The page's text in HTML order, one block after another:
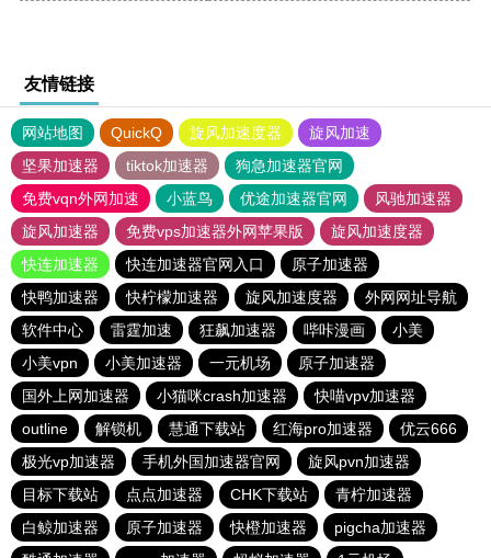
友情链接
网站地图 QuickQ 旋风加速度器
旋风加速
坚果加速器
tiktok加速器
狗急加速器官网
免费vqn外网加速
小蓝鸟 优途加速器官网
风驰加速器
旋风加速器
免费vps加速器外网苹果版
旋风加速度器
快连加速器
快连加速器官网入口
原子加速器
快鸭加速器
快柠檬加速器 旋风加速度器
外网网址导航
软件中心
雷霆加速 狂飙加速器 哔咔漫画
小美
小美vpn
小美加速器 一元机场
原子加速器
国外上网加速器
小猫咪crash加速器
快喵vpv加速器
outline
解锁机 慧通下载站 红海pro加速器
优云666
极光vp加速器
手机外国加速器官网
旋风pvn加速器
目标下载站
点点加速器 CHK下载站
青柠加速器
白鲸加速器
原子加速器 快橙加速器
pigcha加速器